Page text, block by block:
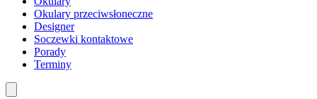
Okulary przeciwsłoneczne
Designer
Soczewki kontaktowe
Porady
Terminy